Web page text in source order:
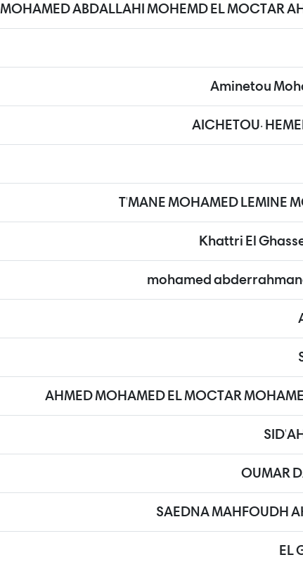
MOHAMED ABDALLAHI MOHEMD EL MOCTAR
Aminetou
AICHETOU.
T'MANE MOHAMED LEMINE
Khattri El
mohamed
AHMED MOHAMED EL MOCTAR
OUMAR
SAEDNA MAHFOUDH
EL